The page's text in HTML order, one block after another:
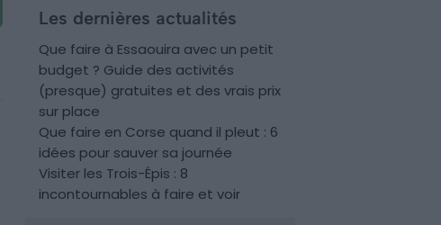
Les dernières actualités
Que faire à Essaouira avec un petit
budget ? Guide des activités
(presque) gratuites et des vrais prix
sur place
Que faire en Corse quand il pleut : 6
idées pour sauver sa journée
Visiter les Trois-Épis : 8
incontournables à faire et voir